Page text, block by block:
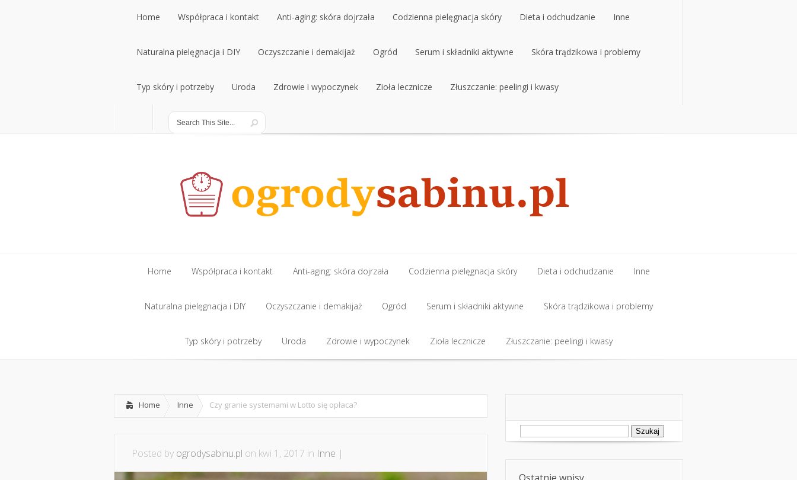
Home
Home
Współpraca i kontakt
Współpraca i kontakt
Anti-aging: skóra dojrzała
Anti-aging: skóra dojrzała
Codzienna pielęgnacja skóry
Codzienna pielęgnacja skóry
Dieta i odchudzanie
Dieta i odchudzanie
Inne
Inne
Naturalna pielęgnacja i DIY
Naturalna pielęgnacja i DIY
Oczyszczanie i demakijaż
Oczyszczanie i demakijaż
Ogród
Ogród
Serum i składniki aktywne
Serum i składniki aktywne
Skóra trądzikowa i problemy
Skóra trądzikowa i problemy
Typ skóry i potrzeby
Typ skóry i potrzeby
Uroda
Uroda
Zdrowie i wypoczynek Zioła lecznicze Złuszczanie: peelingi i kwasy
Home
Home
Współpraca i kontakt
Współpraca i kontakt
Anti-aging: skóra dojrzała
Anti-aging: skóra dojrzała
Codzienna pielęgnacja skóry
Codzienna pielęgnacja skóry
Dieta i odchudzanie
Dieta i odchudzanie
Inne
Inne
Naturalna pielęgnacja i DIY
Naturalna pielęgnacja i DIY
Oczyszczanie i demakijaż
Oczyszczanie i demakijaż
Ogród
Ogród
Serum i składniki aktywne
Serum i składniki aktywne
Skóra trądzikowa i problemy
Skóra trądzikowa i problemy
Typ skóry i potrzeby Uroda Zdrowie i wypoczynek Zioła lecznicze Złuszczanie: peelingi i kwasy
Home Inne Czy granie systemami w Lotto się opłaca?
Posted by ogrodysabinu.pl on kwi 1, 2017 in Inne |
Szukaj: